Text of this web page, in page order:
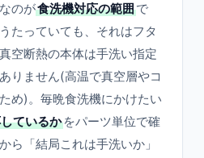
のが食洗機対応の範囲で
たっていても、それはフタ
空断熱の本体は手洗い指定
りません(高温で真空層やコ
め)。毎晩食洗機にかけたい
ているか をパーツ単位で確
ら「結局これは手洗いか」